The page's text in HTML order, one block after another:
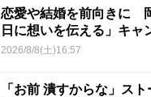
恋愛や結婚を前向きに
日に想いを伝える」キャ
2026/8/8(土)16:57
「お前 潰すからな」ス